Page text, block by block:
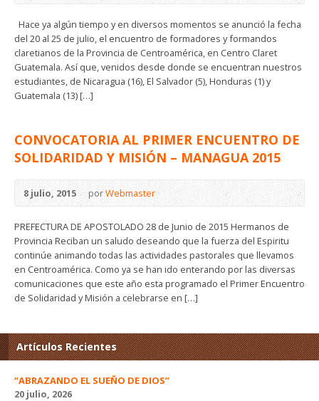
Hace ya algún tiempo y en diversos momentos se anunció la fecha
del 20 al 25 de julio, el encuentro de formadores y formandos
claretianos de la Provincia de Centroamérica, en Centro Claret
Guatemala. Así que, venidos desde donde se encuentran nuestros
estudiantes, de Nicaragua (16), El Salvador (5), Honduras (1) y
Guatemala (13) […]
CONVOCATORIA AL PRIMER ENCUENTRO DE
SOLIDARIDAD Y MISIÓN – MANAGUA 2015
8 julio, 2015 porWebmaster
PREFECTURA DE APOSTOLADO 28 de Junio de 2015 Hermanos de
Provincia Reciban un saludo deseando que la fuerza del Espiritu
continúe animando todas las actividades pastorales que llevamos
en Centroamérica. Como ya se han ido enterando por las diversas
comunicaciones que este año esta programado el Primer Encuentro
de Solidaridad y Misión a celebrarse en […]
Artículos Recientes
“ABRAZANDO EL SUEÑO DE DIOS”
20 julio, 2026